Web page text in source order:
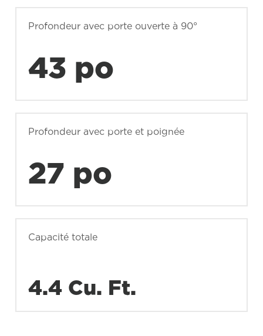
Profondeur avec porte ouverte à 90°
43 po
Profondeur avec porte et poignée
27 po
Capacité totale
4.4 Cu. Ft.